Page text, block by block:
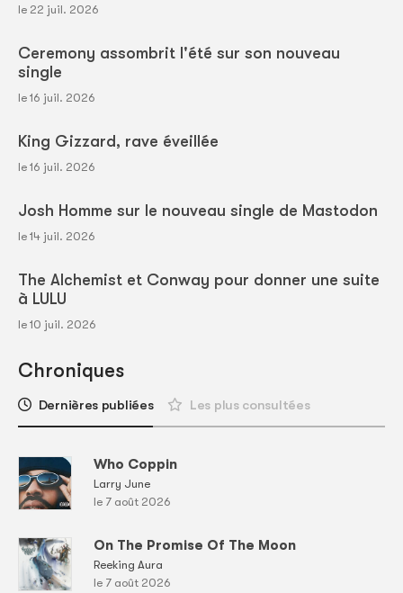
le 22 juil. 2026
Ceremony assombrit l'été sur son nouveau
single
le 16 juil. 2026
King Gizzard, rave éveillée
le 16 juil. 2026
Josh Homme sur le nouveau single de Mastodon
le 14 juil. 2026
The Alchemist et Conway pour donner une suite
à LULU
le 10 juil. 2026
Chroniques
Dernières publiées Les plus consultées
Who Coppin
Larry June
le 7 août 2026
On The Promise Of The Moon
Reeking Aura
le 7 août 2026